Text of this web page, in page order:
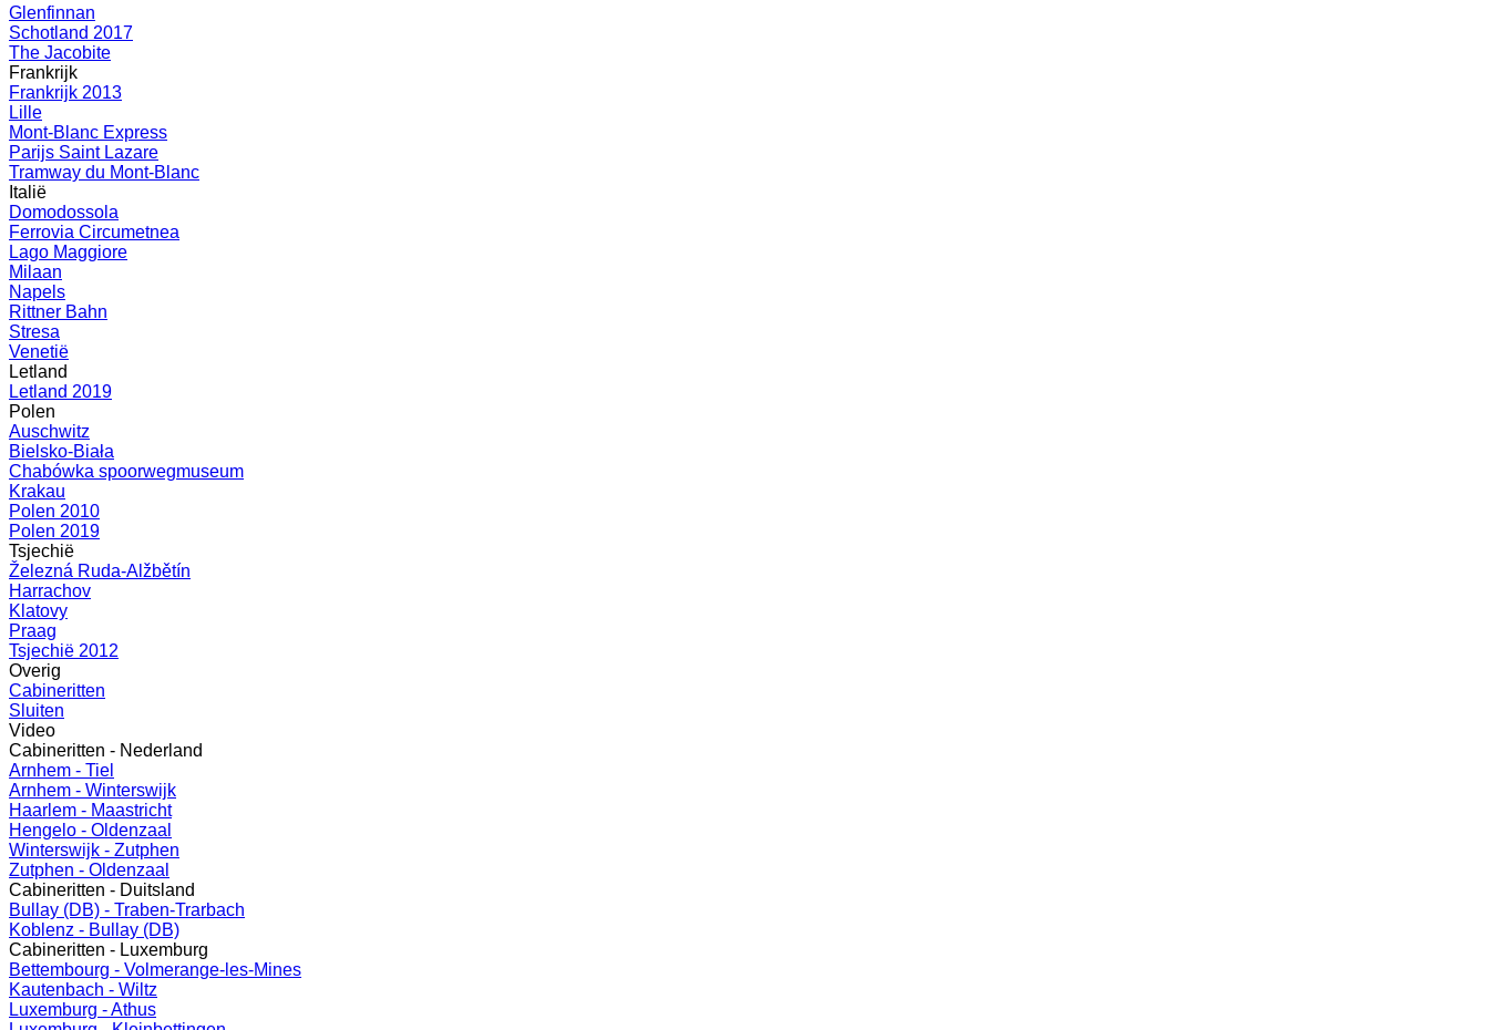
Glenfinnan
Schotland 2017
The Jacobite
Frankrijk
Frankrijk 2013
Lille
Mont-Blanc Express
Parijs Saint Lazare
Tramway du Mont-Blanc
Italië
Domodossola
Ferrovia Circumetnea
Lago Maggiore
Milaan
Napels
Rittner Bahn
Stresa
Venetië
Letland
Letland 2019
Polen
Auschwitz
Bielsko-Biała
Chabówka spoorwegmuseum
Krakau
Polen 2010
Polen 2019
Tsjechië
Železná Ruda-Alžbětín
Harrachov
Klatovy
Praag
Tsjechië 2012
Overig
Cabineritten
Sluiten
Video
Cabineritten - Nederland
Arnhem - Tiel
Arnhem - Winterswijk
Haarlem - Maastricht
Hengelo - Oldenzaal
Winterswijk - Zutphen
Zutphen - Oldenzaal
Cabineritten - Duitsland
Bullay (DB) - Traben-Trarbach
Koblenz - Bullay (DB)
Cabineritten - Luxemburg
Bettembourg - Volmerange-les-Mines
Kautenbach - Wiltz
Luxemburg - Athus